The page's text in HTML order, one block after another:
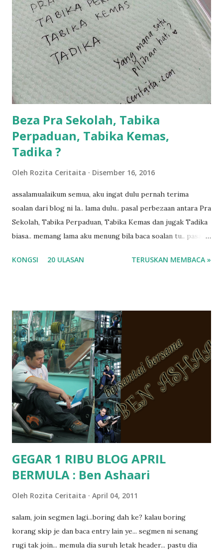
kami memang akan pimpin anak-anak jalan sampai masuk
dalam... dan kebiasanya bagi anak 4 macam kami ni bahagi-
bahagi lah siapa nak pimpin siapa... dan biasanya aku akan
dukung adik hadi sambil pimpin kakak husna... yang abg
ngah dengan abg long terserah pada shah la pulak.. tapi
kalau ikut anak-anak semua nak ummi pimpin... ajer rebeh
ba...
Beza Pra Sekolah, Tabika
Perpaduan, Tabika Kemas,
Tadika ?
Oleh Rozita Ceritaita Disember 16, 2016
assalamualaikum semua, aku ingat dulu pernah terima
soalan dari blog ni la.. lama dulu.. pasal perbezaan antara Pra
Sekolah, Tabika Perpaduan, Tabika Kemas dan jugak Tadika
biasa.. memang lama aku menung bila baca soalan tu.. pasal
ko.. masa tu aku baru je ada anak sorang dan aku hentam je
tanya sapa-sapa pun masa tu.. bila fikir-fikirkan balik terasa
jugak masa alahai teruknya kami sebagai ibubapa.. dan kami
terasa jugak semakin teruk bila abg long dah masuk 2 tahun
kat salah satu tadika swasta ni.. tapi nampaknya kenal huruf
pun tak tau.. pengsan aku bila ingat balik.. aku mula fikir
mungkin sebab abg long sendiri jenis budak yang ada
masalah dyslexia.. tapi minor la.. nanti la aku cerita pasal
dyslexia tu.. lepas tu kami buat keputusan pu...
KONGSI 20 ULASAN TERUSKAN MEMBACA »
GEGAR 1 RIBU BLOG APRIL
BERMULA : Ben Ashaari
Oleh Rozita Ceritaita April 04, 2011
salam, join segmen lagi...boring dah ke? kalau boring
korang skip je dan baca entry lain ye... segmen ni senang
rugi tak join... memula dia suruh letak header... pastu dia